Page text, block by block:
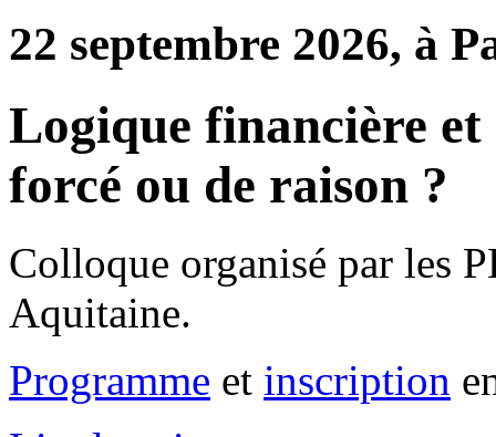
22 septembre 2026, à
Logique financière
forcé ou de raison ?
Colloque organisé par les
Aquitaine.
Programme et inscription